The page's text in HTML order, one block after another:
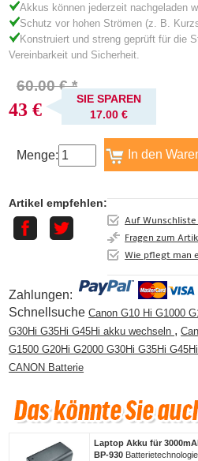
Akkus können jederzeit nachgeladen
Schutz vor hohen Strömen (z. B.
Konstruiert und streng geprüft für die
Vereinbarkeit und Sicherheit.
60.00 € *
43 €
SIE SPAREN
17.00 €
Menge:
Artikel empfehlen:
Auf Wunschliste
Fragen zum
Wie pflegt man
Zahlungen:
SchnellsucheCanon G10 Hi G1000
G30Hi G35Hi G45Hi akku wechseln ,
G1500 G20Hi G2000 G30Hi G35Hi
CANON Batterie
Laptop Akku für
BP-930